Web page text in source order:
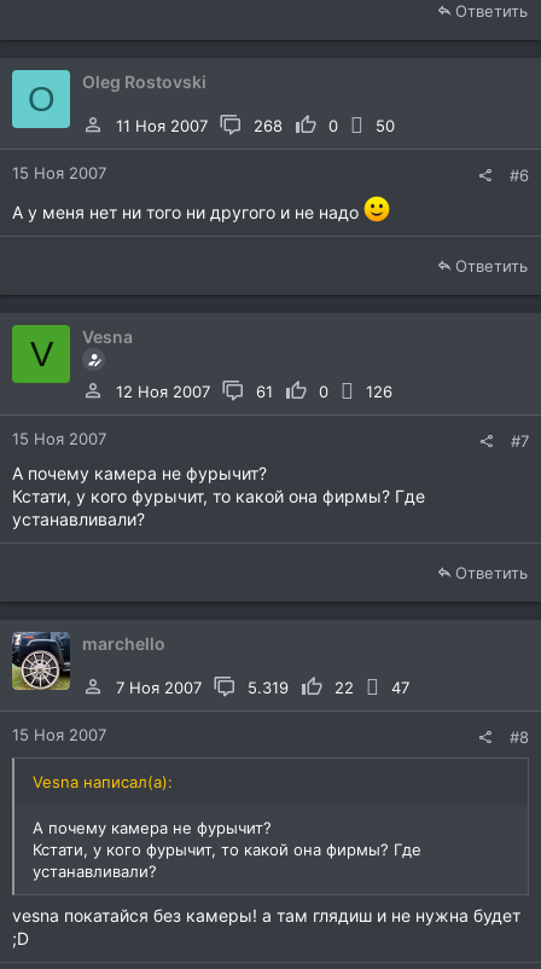
Ответить
O Oleg Rostovski
11 Ноя 2007 268 0 50
15 Ноя 2007 #6
А у меня нет ни того ни другого и не надо
Ответить
V Vesna
12 Ноя 2007 61 0 126
15 Ноя 2007 #7
А почему камера не фурычит?
Кстати, у кого фурычит, то какой она фирмы? Где
устанавливали?
Ответить
marchello
7 Ноя 2007 5.319 22 47
15 Ноя 2007 #8
Vesna написал(а):
А почему камера не фурычит?
Кстати, у кого фурычит, то какой она фирмы? Где
устанавливали?
vesna покатайся без камеры! а там глядиш и не нужна будет
;D